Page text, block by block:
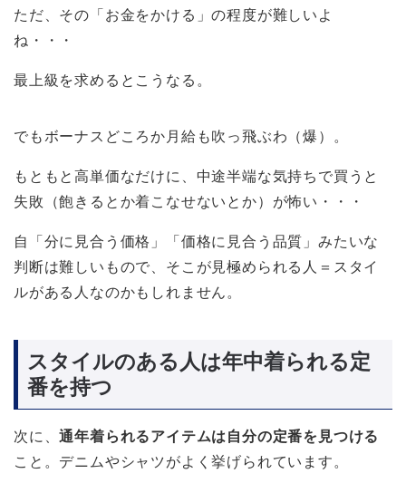
ただ、その「お金をかける」の程度が難しいよ
ね・・・
最上級を求めるとこうなる。
でもボーナスどころか月給も吹っ飛ぶわ（爆）。
もともと高単価なだけに、中途半端な気持ちで買うと
失敗（飽きるとか着こなせないとか）が怖い・・・
自「分に見合う価格」「価格に見合う品質」みたいな
判断は難しいもので、そこが見極められる人＝スタイ
ルがある人なのかもしれません。
スタイルのある人は年中着られる定
番を持つ
次に、通年着られるアイテムは自分の定番を見つける
こと。デニムやシャツがよく挙げられています。